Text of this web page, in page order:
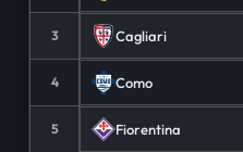
3 Cagliari
4 Como
5 Fiorentina